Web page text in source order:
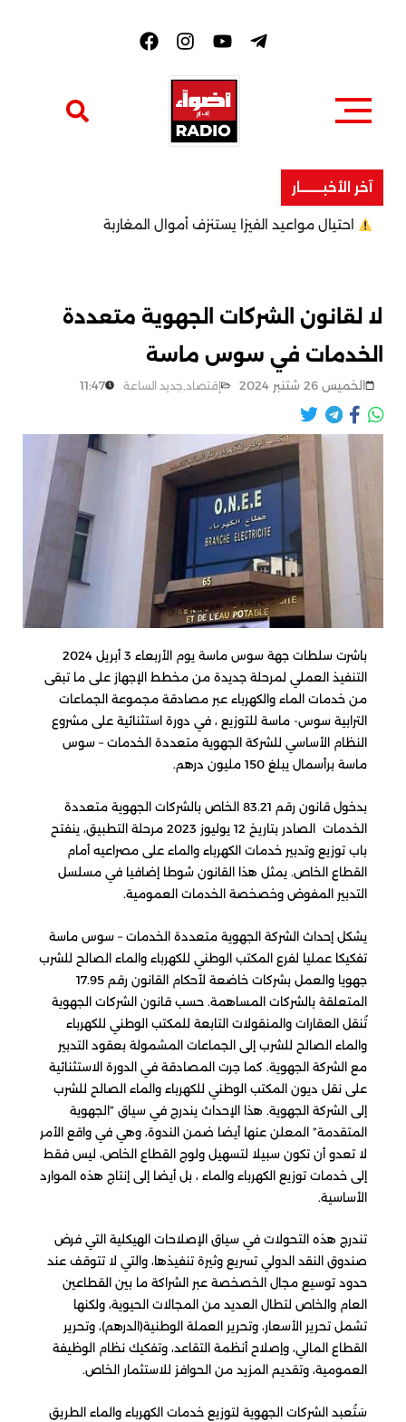
e
b
k
آخر الأخبــــــــار
احتيال مواعيد الفيزا يستنزف أموال المغاربة
لا لقانون الشركات الجهوية متعددة
الخدمات في سوس ماسة
الخميس 26 شتنبر 2024 إقتصاد,جديد الساعة 11:47
باشرت سلطات جهة سوس ماسة يوم الأربعاء 3 أبريل 2024
التنفيذ العملي لمرحلة جديدة من مخطط الإجهاز على ما تبقى
من خدمات الماء والكهرباء عبر مصادقة مجموعة الجماعات
الترابية سوس- ماسة للتوزيع ، في دورة استثنائية على مشروع
النظام الأساسي للشركة الجهوية متعددة الخدمات – سوس
ماسة برأسمال يبلغ 150 مليون درهم.
بدخول قانون رقم 83.21 الخاص بالشركات الجهوية متعددة
الخدمات الصادر بتاريخ 12 يوليوز 2023 مرحلة التطبيق، ينفتح
باب توزيع وتدبير خدمات الكهرباء والماء على مصراعيه أمام
القطاع الخاص. يمثل هذا القانون شوطا إضافيا في مسلسل
التدبير المفوض وخصخصة الخدمات العمومية.
يشكل إحداث الشركة الجهوية متعددة الخدمات – سوس ماسة
تفكيكا عمليا لفرع المكتب الوطني للكهرباء والماء الصالح للشرب
جهويا والعمل بشركات خاضعة لأحكام القانون رقم 17.95
المتعلقة بالشركات المساهمة. حسب قانون الشركات الجهوية
تُنقل العقارات والمنقولات التابعة للمكتب الوطني للكهرباء
والماء الصالح للشرب إلى الجماعات المشمولة بعقود التدبير
مع الشركة الجهوية. كما جرت المصادقة في الدورة الاستثنائية
على نقل ديون المكتب الوطني للكهرباء والماء الصالح للشرب
إلى الشركة الجهوية. هذا الإحداث يندرج في سياق “الجهوية
المتقدمة” المعلن عنها أيضا ضمن الندوة، وهي في واقع الأمر
لا تعدو أن تكون سبيلا لتسهيل ولوج القطاع الخاص، ليس فقط
إلى خدمات توزيع الكهرباء والماء ، بل أيضا إلى إنتاج هذه الموارد
الأساسية.
تندرج هذه التحولات في سياق الإصلاحات الهيكلية التي فرض
صندوق النقد الدولي تسريع وثيرة تنفيذها، والتي لا تتوقف عند
حدود توسيع مجال الخصخصة عبر الشراكة ما بين القطاعين
العام والخاص لتطال العديد من المجالات الحيوية، ولكنها
تشمل تحرير الأسعار، وتحرير العملة الوطنية(الدرهم)، وتحرير
القطاع المالي، وإصلاح أنظمة التقاعد، وتفكيك نظام الوظيفة
العمومية، وتقديم المزيد من الحوافز للاستثمار الخاص.
سَتُعبد الشركات الجهوية لتوزيع خدمات الكهرباء والماء الطريق